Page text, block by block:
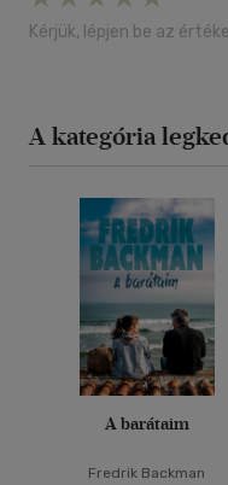
Kérjük, lépjen be az
A kategória
A barátaim
Fredrik Backman